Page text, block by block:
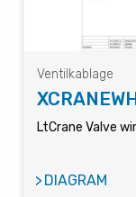
Ventilkablage
LtCrane Valve
DIAGRAM